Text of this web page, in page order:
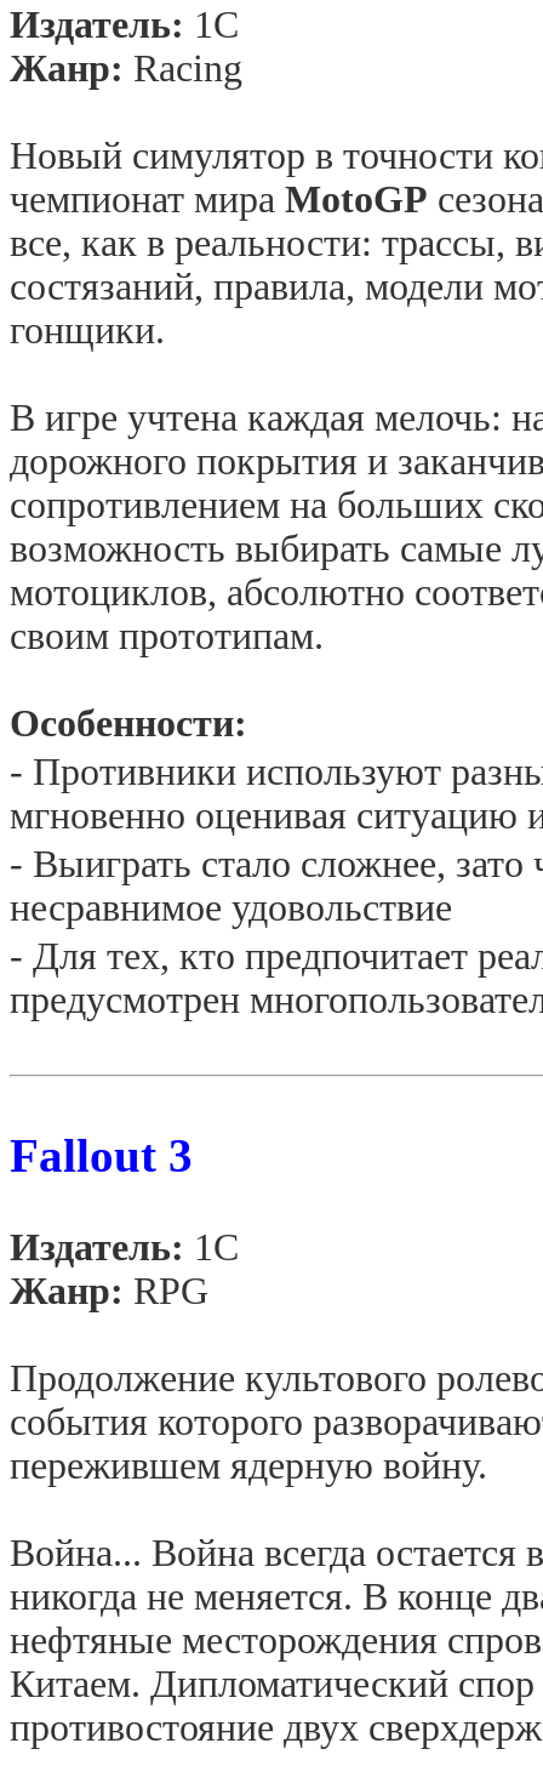
Издатель: 1С
Жанр: Racing
Новый симулятор в точности
чемпионат мира MotoGP
все, как в реальности: трассы,
состязаний, правила, модели
гонщики.
В игре учтена каждая мелочь:
дорожного покрытия и
сопротивлением на больших
возможность выбирать самые
мотоциклов, абсолютно
своим прототипам.
Особенности:
- Противники используют
мгновенно оценивая ситуацию
- Выиграть стало сложнее,
несравнимое удовольствие
- Для тех, кто предпочитает
предусмотрен
Fallout 3
Издатель: 1С
Жанр: RPG
Продолжение культового
события которого
пережившем ядерную войну.
Война... Война всегда остается
никогда не меняется. В конце
нефтяные месторождения
Китаем. Дипломатический
противостояние двух